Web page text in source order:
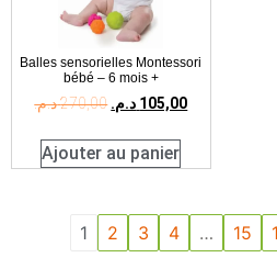
Balles sensorielles Montessori
bébé – 6 mois +
270,00د.م. 105,00 د.م.
Ajouter au panier
1 2 3 4 … 15